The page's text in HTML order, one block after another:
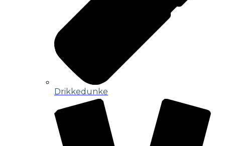
Drikkedunke